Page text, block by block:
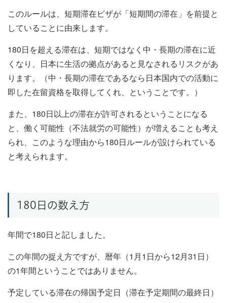
このルールは、短期滞在ビザが「短期間の滞在」を前提と
していることに由来します。
180日を超える滞在は、短期ではなく中・長期の滞在に近
くなり、日本に生活の拠点があると見なされるリスクがあ
ります。（中・長期の滞在であるなら日本国内での活動に
即した在留資格を取得してくれ、ということです。）
また、180日以上の滞在が許可されるということになる
と、働く可能性（不法就労の可能性）が増えることも考え
られ、このような理由から180日ルールが設けられている
と考えられます。
180日の数え方
年間で180日と記しました。
この年間の捉え方ですが、暦年（1月1日から12月31日）
の1年間ということではありません。
予定している滞在の帰国予定日（滞在予定期間の最終日）